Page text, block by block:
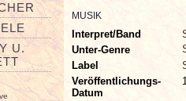
U.
MUSIK
Interpret/Band
Unter-Genre
Label
Veröffentlichungs-
Datum